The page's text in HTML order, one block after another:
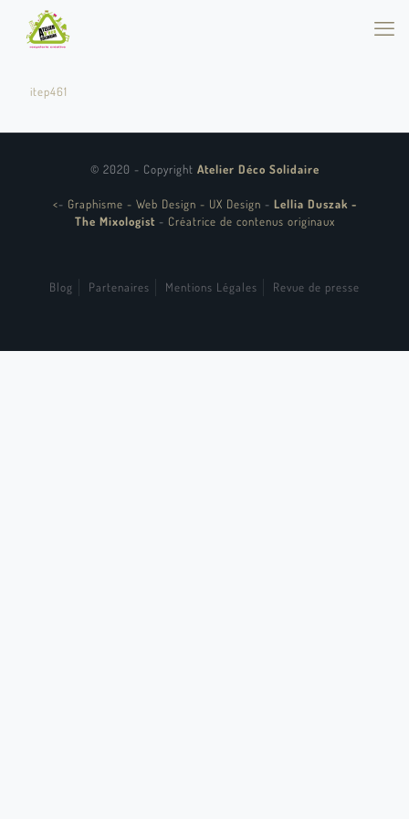
itep461
© 2020 - Copyright Atelier Déco Solidaire
<- Graphisme - Web Design - UX Design - Lellia Duszak -
The Mixologist - Créatrice de contenus originaux
Blog Partenaires Mentions Légales Revue de presse